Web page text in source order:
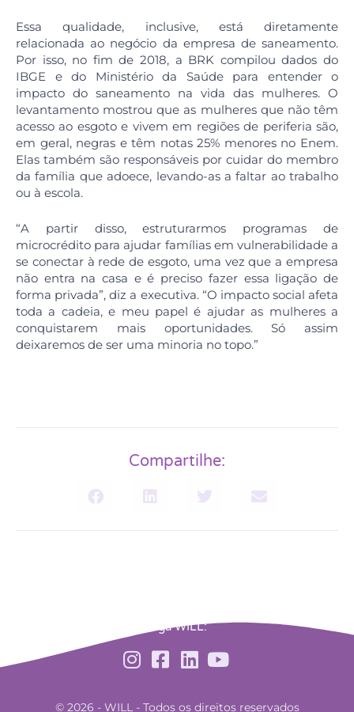
Essa qualidade, inclusive, está diretamente
relacionada ao negócio da empresa de saneamento.
Por isso, no fim de 2018, a BRK compilou dados do
IBGE e do Ministério da Saúde para entender o
impacto do saneamento na vida das mulheres. O
levantamento mostrou que as mulheres que não têm
acesso ao esgoto e vivem em regiões de periferia são,
em geral, negras e têm notas 25% menores no Enem.
Elas também são responsáveis por cuidar do membro
da família que adoece, levando-as a faltar ao trabalho
ou à escola.
“A partir disso, estruturarmos programas de
microcrédito para ajudar famílias em vulnerabilidade a
se conectar à rede de esgoto, uma vez que a empresa
não entra na casa e é preciso fazer essa ligação de
forma privada”, diz a executiva. “O impacto social afeta
toda a cadeia, e meu papel é ajudar as mulheres a
conquistarem mais oportunidades. Só assim
deixaremos de ser uma minoria no topo.”
Compartilhe:
Siga WILL:
© 2026 - WILL - Todos os direitos reservados